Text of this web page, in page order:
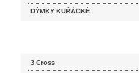
DÝMKY KUŘÁCKÉ
3 Cross